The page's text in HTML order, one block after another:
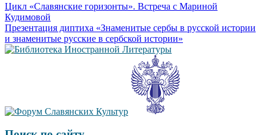
Цикл «Славянские горизонты». Встреча с Мариной
Кудимовой
Презентация диптиха «Знаменитые сербы в русской истории
и знаменитые русские в сербской истории»